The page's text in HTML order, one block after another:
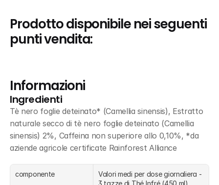
Prodotto disponibile nei seguenti
punti vendita:
Informazioni
Ingredienti
Tè nero foglie deteinato* (Camellia sinensis), Estratto
naturale secco di tè nero foglie deteinato (Camellia
sinensis) 2%, Caffeina non superiore allo 0,10%, *da
aziende agricole certificate Rainforest Alliance
componente
Valori medi per dose giornaliera -
3 tazze di Thé Infré (450 ml)